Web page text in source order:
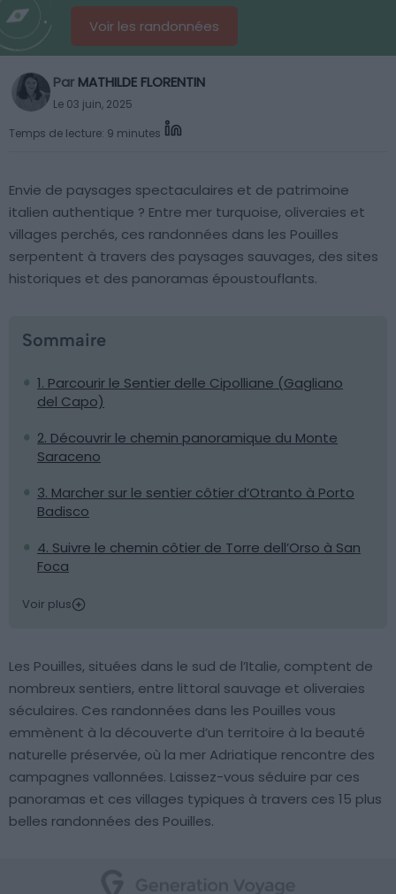
Voir les randonnées
Par MATHILDE FLORENTIN
Le 03 juin, 2025
Temps de lecture: 9 minutes
Envie de paysages spectaculaires et de patrimoine
italien authentique ? Entre mer turquoise, oliveraies et
villages perchés, ces randonnées dans les Pouilles
serpentent à travers des paysages sauvages, des sites
historiques et des panoramas époustouflants.
Sommaire
1. Parcourir le Sentier delle Cipolliane (Gagliano
del Capo)
2. Découvrir le chemin panoramique du Monte
Saraceno
3. Marcher sur le sentier côtier d’Otranto à Porto
Badisco
4. Suivre le chemin côtier de Torre dell’Orso à San
Foca
Voir plus
Les Pouilles, situées dans le sud de l’Italie, comptent de
nombreux sentiers, entre littoral sauvage et oliveraies
séculaires. Ces randonnées dans les Pouilles vous
emmènent à la découverte d’un territoire à la beauté
naturelle préservée, où la mer Adriatique rencontre des
campagnes vallonnées. Laissez-vous séduire par ces
panoramas et ces villages typiques à travers ces 15 plus
belles randonnées des Pouilles.